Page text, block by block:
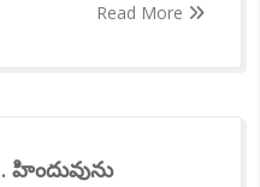
Read More